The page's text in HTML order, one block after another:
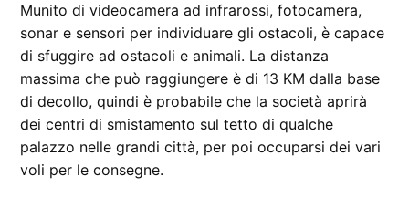
Munito di videocamera ad infrarossi, fotocamera,
sonar e sensori per individuare gli ostacoli, è capace
di sfuggire ad ostacoli e animali. La distanza
massima che può raggiungere è di 13 KM dalla base
di decollo, quindi è probabile che la società aprirà
dei centri di smistamento sul tetto di qualche
palazzo nelle grandi città, per poi occuparsi dei vari
voli per le consegne.